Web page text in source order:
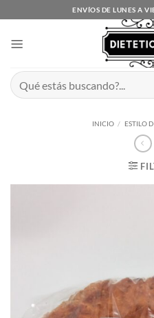
al
ENVÍOS DE LUNES A
Buscar
por:
INICIO / ESTILO